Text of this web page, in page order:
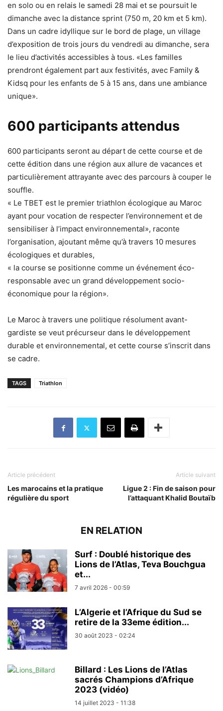
en solo ou en relais le samedi 28 mai et se poursuit le
dimanche avec la distance sprint (750 m, 20 km et 5 km).
Dans un cadre idyllique sur le bord de plage, un village
d’exposition de trois jours du vendredi au dimanche, sera
le lieu d’activités accessibles à tous. «Les familles
prendront également part aux festivités, avec Family &
Kidsq pour les enfants de 5 à 15 ans, dans une ambiance
unique».
600 participants attendus
600 participants seront au départ de cette course et de
cette édition dans une région aux allure de vacances et
particulièrement attrayante avec des parcours à couper le
souffle.
« Le TBET est le premier triathlon écologique au Maroc
ayant pour vocation de respecter l’environnement et de
sensibiliser à l’impact environnemental», raconte
l’organisation, ajoutant même qu’à travers 10 mesures
écologiques et durables,
« la course se positionne comme un événement éco-
responsable avec un grand développement socio-
économique pour la région».
Le Maroc à travers une politique résolument avant-
gardiste se veut précurseur dans le développement
durable et environnemental, et cette course s’inscrit dans
se cadre.
TAGS Triathlon
Article précédent
Les marocains et la pratique
régulière du sport
Article suivant
Ligue 2 : Fin de saison pour
l’attaquant Khalid Boutaïb
EN RELATION
Surf : Doublé historique des
Lions de l’Atlas, Teva Bouchgua
et...
7 avril 2026 - 00:59
L’Algerie et l’Afrique du Sud se
retire de la 33eme édition...
30 août 2023 - 02:24
Billard : Les Lions de l’Atlas
sacrés Champions d’Afrique
2023 (vidéo)
14 juillet 2023 - 11:38